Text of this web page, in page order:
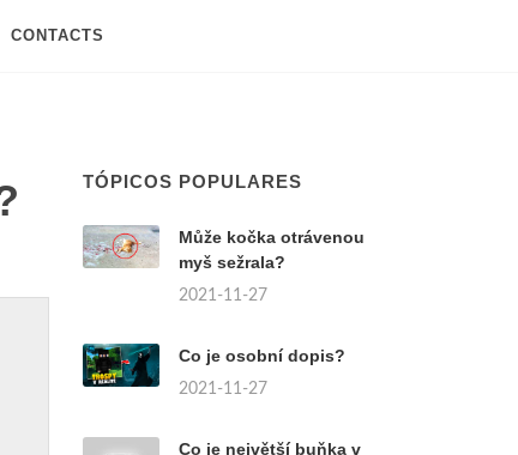
CONTACTS
TÓPICOS POPULARES
Může kočka otrávenou
myš sežrala?
2021-11-27
Co je osobní dopis?
2021-11-27
Co je největší buňka v